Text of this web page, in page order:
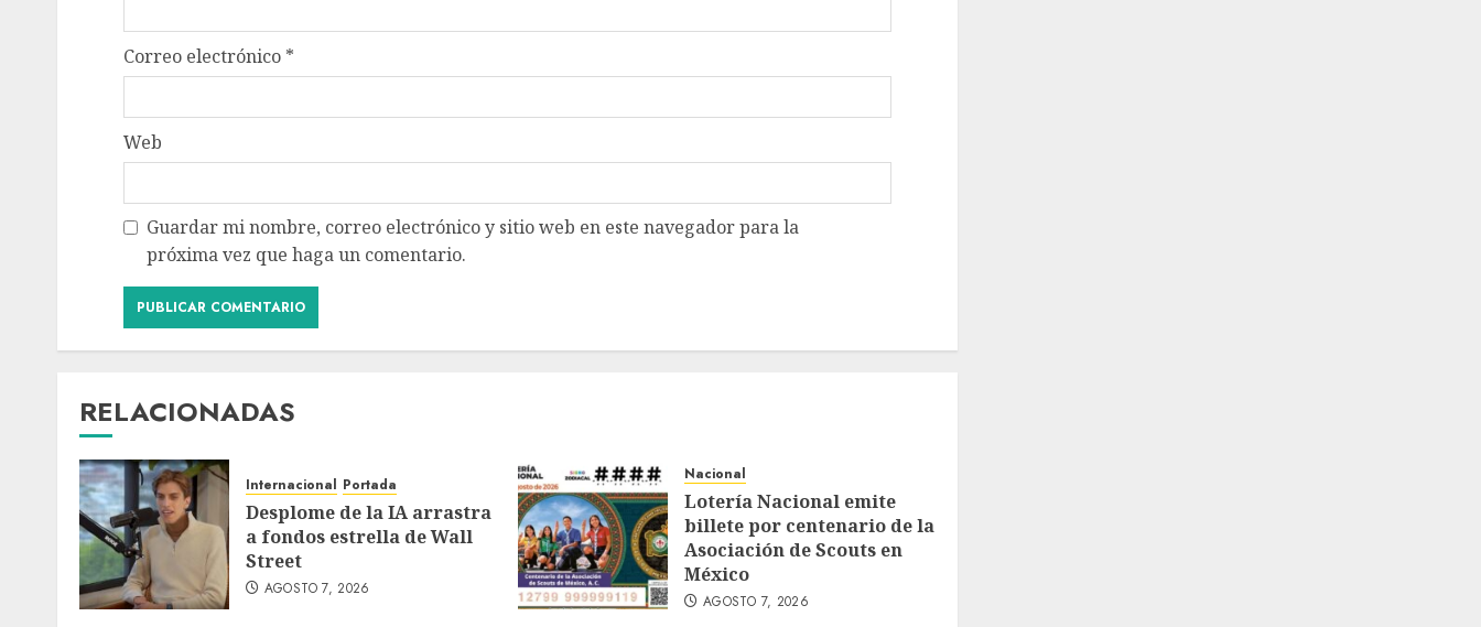
Correo electrónico *
Web
Guardar mi nombre, correo electrónico y sitio web en este navegador para la
próxima vez que haga un comentario.
RELACIONADAS
Internacional Portada
Desplome de la IA arrastra
a fondos estrella de Wall
Street
AGOSTO 7, 2026
Nacional
Lotería Nacional emite
billete por centenario de la
Asociación de Scouts en
México
AGOSTO 7, 2026